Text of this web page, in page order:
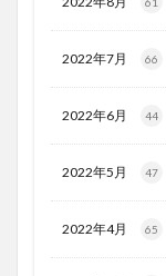
2022年7月 66
2022年6月 44
2022年5月 47
2022年4月 65